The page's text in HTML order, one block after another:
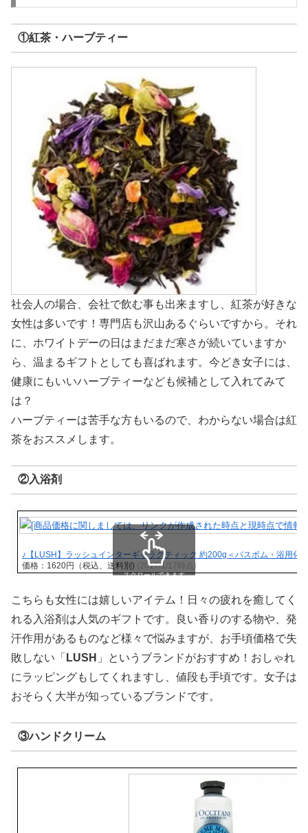
①紅茶・ハーブティー
社会人の場合、会社で飲む事も出来ますし、紅茶が好きな
女性は多いです！専門店も沢山あるぐらいですから。それ
に、ホワイトデーの日はまだまだ寒さが続いていますか
ら、温まるギフトとしても喜ばれます。今どき女子には、
健康にもいいハーブティーなども候補として入れてみて
は？
ハーブティーは苦手な方もいるので、わからない場合は紅
茶をおススメします。
②入浴剤
♪【LUSH】ラッシュインターギャラクティック 約200g＜バスボム・浴用化
価格：1620円（税込、送料別) (2017/1/17時点)
スクロールできます
こちらも女性には嬉しいアイテム！日々の疲れを癒してく
れる入浴剤は人気のギフトです。良い香りのする物や、発
汗作用があるものなど様々で悩みますが、お手頃価格で失
敗しない「 LUSH 」というブランドがおすすめ！おしゃれ
にラッピングもしてくれますし、値段も手頃です。女子は
おそらく大半が知っているブランドです。
③ハンドクリーム